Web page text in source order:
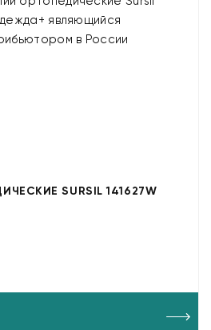
SURSIL 141627W